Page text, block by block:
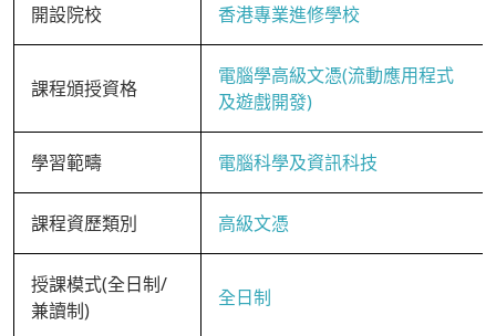
開設院校 香港專業進修學校
課程頒授資格
電腦學高級文憑(流動應用程式
及遊戲開發)
學習範疇 電腦科學及資訊科技
課程資歷類別 高級文憑
授課模式(全日制/
兼讀制)
全日制